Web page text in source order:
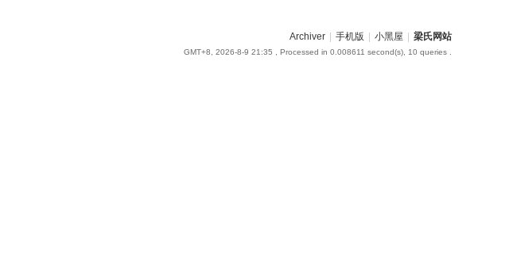
Archiver 手机版 小黑屋 梁氏网站
GMT+8, 2026-8-9 21:35 , Processed in 0.008611 second(s), 10 queries .